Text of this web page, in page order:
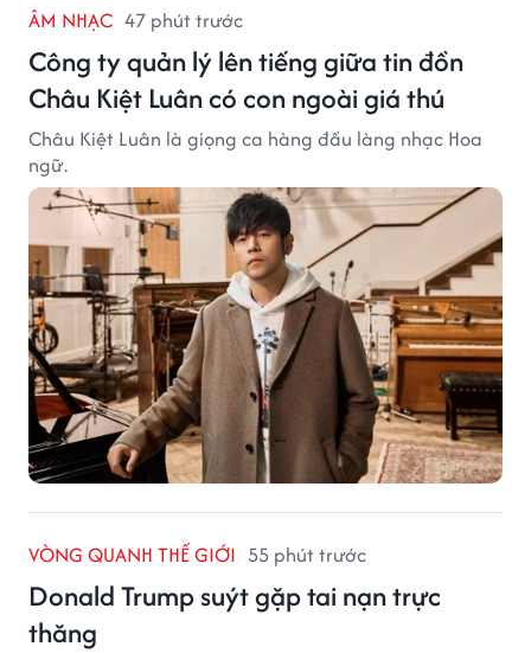
ÂM NHẠC 47 phút trước
Công ty quản lý lên tiếng giữa tin đồn
Châu Kiệt Luân có con ngoài giá thú
Châu Kiệt Luân là giọng ca hàng đầu làng nhạc Hoa
ngữ.
VÒNG QUANH THẾ GIỚI 55 phút trước
Donald Trump suýt gặp tai nạn trực
thăng